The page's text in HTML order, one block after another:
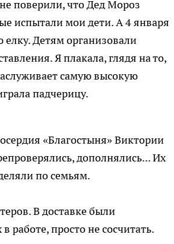
поверили, что Дед Мороз
испытали мои дети. А 4 января
Детям организовали
Я плакала, глядя на то,
самую высокую
падчерицу.
«Благостыня» Виктории
дополнялись... Их
по семьям.
В доставке были
работе, просто не сосчитать.